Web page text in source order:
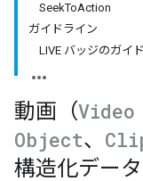
SeekToAction
ガイドライン
LIVE バッジのガイ
動画（Video
Object、
構造化データ